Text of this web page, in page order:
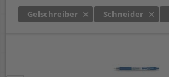
Gelschreiber Schneider